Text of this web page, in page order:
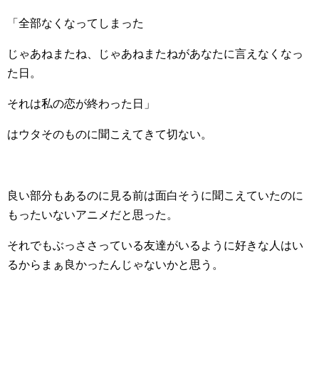
「全部なくなってしまった
じゃあねまたね、じゃあねまたねがあなたに言えなくなっ
た日。
それは私の恋が終わった日」
はウタそのものに聞こえてきて切ない。
良い部分もあるのに見る前は面白そうに聞こえていたのに
もったいないアニメだと思った。
それでもぶっささっている友達がいるように好きな人はい
るからまぁ良かったんじゃないかと思う。